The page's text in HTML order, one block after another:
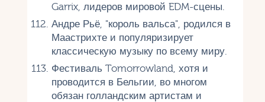
Garrix, лидеров мировой EDM-сцены.
Андре Рьё, "король вальса", родился в
Маастрихте и популяризирует
классическую музыку по всему миру.
Фестиваль Tomorrowland, хотя и
проводится в Бельгии, во многом
обязан голландским артистам и